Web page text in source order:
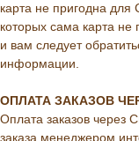
карта не пригодна для
которых сама карта не
и вам следует
информации.
ОПЛАТА ЗАКАЗОВ
Оплата заказов через
заказа менеджером